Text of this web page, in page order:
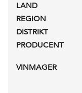
LAND
REGION
DISTRIKT
PRODUCENT
VINMAGER